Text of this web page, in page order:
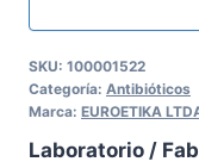
SKU: 100001522
Categoría: Antibióticos
Marca: EUROETIKA
Laboratorio /